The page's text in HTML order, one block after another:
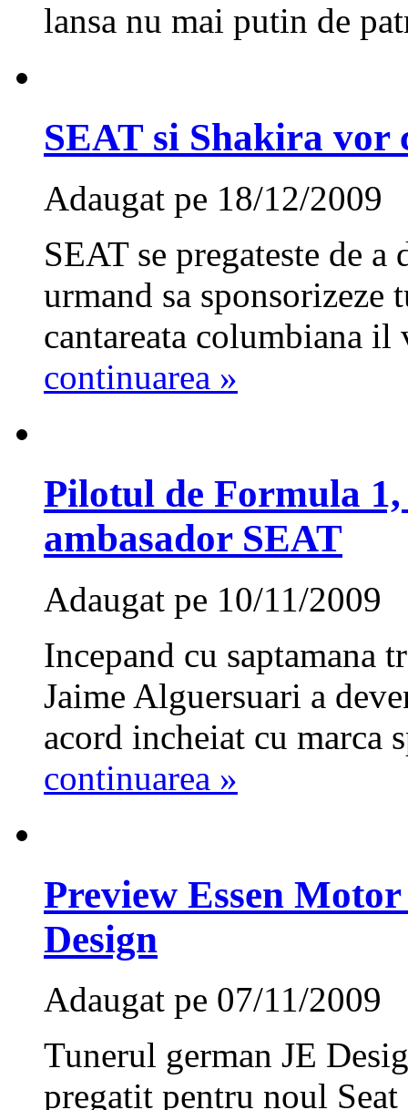
lansa nu mai putin de
SEAT si Shakira vor
Adaugat pe 18/12/2009
SEAT se pregateste de
urmand sa sponsorizeze
cantareata columbiana
continuarea »
Pilotul de Formula
ambasador SEAT
Adaugat pe 10/11/2009
Incepand cu saptamana
Jaime Alguersuari a
acord incheiat cu marca
continuarea »
Preview Essen
Design
Adaugat pe 07/11/2009
Tunerul german JE
pregatit pentru noul